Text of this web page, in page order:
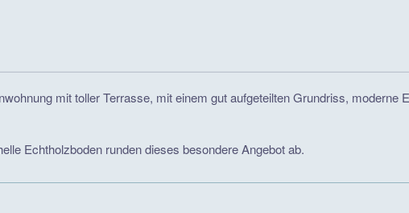
mit toller Terrasse, mit einem gut aufgeteilten Grundriss,
Echtholzboden runden dieses besondere Angebot ab.